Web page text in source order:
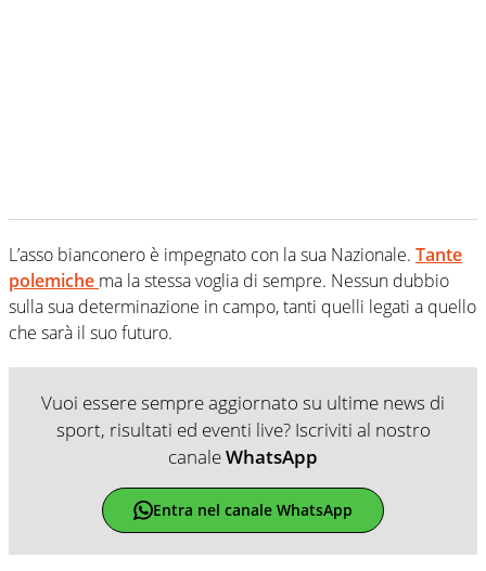
L’asso bianconero è impegnato con la sua Nazionale. Tante
polemiche ma la stessa voglia di sempre. Nessun dubbio
sulla sua determinazione in campo, tanti quelli legati a quello
che sarà il suo futuro.
Vuoi essere sempre aggiornato su ultime news di
sport, risultati ed eventi live? Iscriviti al nostro
canaleWhatsApp
Entra nel canale WhatsApp